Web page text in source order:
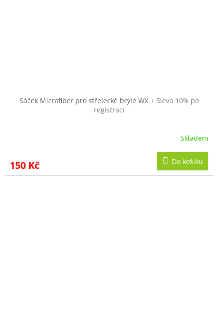
Sáček Microfiber pro střelecké brýle WX + Sleva 10% po
registraci
Skladem
150 Kč Do košíku